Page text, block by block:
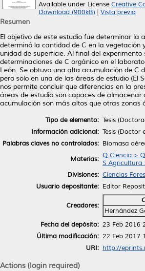
Available under License Creative
Download (900kB)
Vista previa
Resumen
El objetivo de este estudio fue determinar la
determinó la cantidad de C en la
unidad de superficie. Al final del
determinaciones de C orgánico en el
León. Se obtuvo una alta acumulación de C
pero solo en una de las áreas de estudio (El
nos permite concluir que diferencias en la
áreas de estudio son capaces de almacenar
acumulación son más altos que otras
Tipo de elemento: Tesis
Información adicional: Tesis (Doctor
Palabras claves no controlados: Biomasa
Materias: Q Ciencia >
S Agricultura
Divisiones: Ciencias
Usuario depositante: Editor
Creadores:
Hernández
Fecha del depósito: 23 Feb 2016
Última modificación: 22 Feb 2017
URI: http://
Actions (login required)